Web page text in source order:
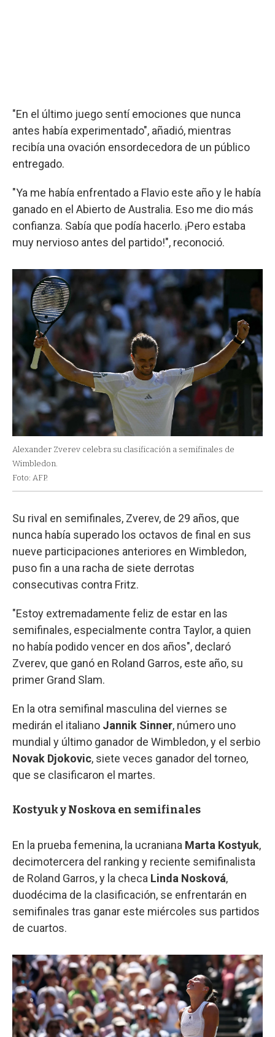
"En el último juego sentí emociones que nunca
antes había experimentado", añadió, mientras
recibía una ovación ensordecedora de un público
entregado.
"Ya me había enfrentado a Flavio este año y le había
ganado en el Abierto de Australia. Eso me dio más
confianza. Sabía que podía hacerlo. ¡Pero estaba
muy nervioso antes del partido!", reconoció.
Alexander Zverev celebra su clasificación a semifinales de
Wimbledon.
Foto: AFP.
Su rival en semifinales, Zverev, de 29 años, que
nunca había superado los octavos de final en sus
nueve participaciones anteriores en Wimbledon,
puso fin a una racha de siete derrotas
consecutivas contra Fritz.
"Estoy extremadamente feliz de estar en las
semifinales, especialmente contra Taylor, a quien
no había podido vencer en dos años", declaró
Zverev, que ganó en Roland Garros, este año, su
primer Grand Slam.
En la otra semifinal masculina del viernes se
medirán el italiano Jannik Sinner, número uno
mundial y último ganador de Wimbledon, y el serbio
Novak Djokovic, siete veces ganador del torneo,
que se clasificaron el martes.
Kostyuk y Noskova en semifinales
En la prueba femenina, la ucraniana Marta Kostyuk,
decimotercera del ranking y reciente semifinalista
de Roland Garros, y la checa Linda Nosková,
duodécima de la clasificación, se enfrentarán en
semifinales tras ganar este miércoles sus partidos
de cuartos.